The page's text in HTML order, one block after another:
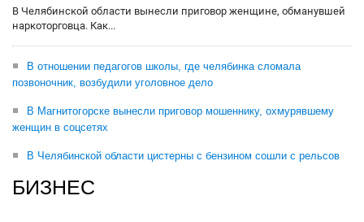
В Челябинской области вынесли приговор женщине, обманувшей
наркоторговца. Как...
В отношении педагогов школы, где челябинка сломала
позвоночник, возбудили уголовное дело
В Магнитогорске вынесли приговор мошеннику, охмурявшему
женщин в соцсетях
В Челябинской области цистерны с бензином сошли с рельсов
БИЗНЕС